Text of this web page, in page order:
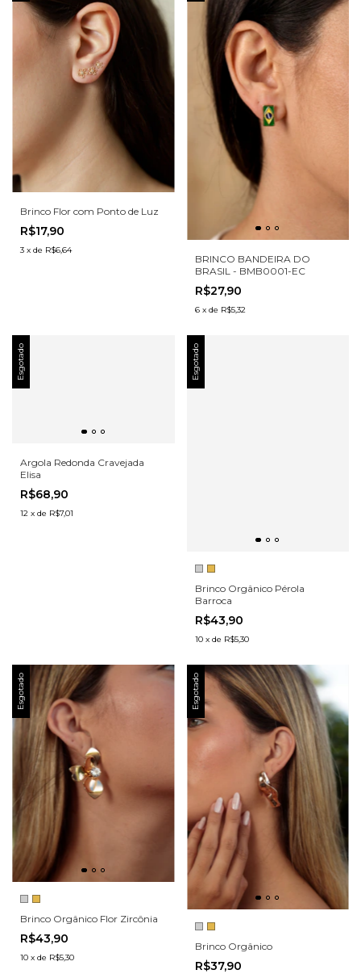
Brinco Flor com Ponto de Luz
R$17,90
3 x de R$6,64
BRINCO BANDEIRA DO
BRASIL - BMB0001-EC
R$27,90
6 x de R$5,32
Esgotado
Argola Redonda Cravejada
Elisa
R$68,90
12 x de R$7,01
Esgotado
Brinco Orgânico Pérola
Barroca
R$43,90
10 x de R$5,30
Esgotado
Brinco Orgânico Flor Zircônia
R$43,90
10 x de R$5,30
Esgotado
Brinco Orgânico
R$37,90